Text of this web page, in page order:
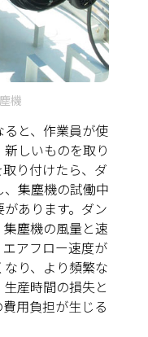
機
と、作業員が使
しいものを取り
り付けたら、ダ
集塵機の試働中
あります。ダン
塵機の風量と速
アフロー速度が
り、より頻繁な
産時間の損失と
用負担が生じる